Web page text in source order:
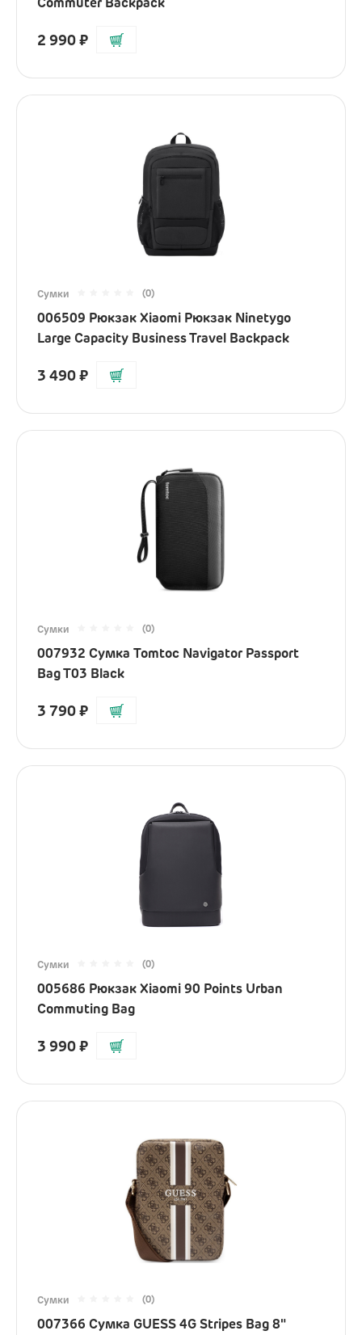
2 990₽
Сумки (0)
006509 Рюкзак Xiaomi Рюкзак Ninetygo
Large Capacity Business Travel Backpack
3 490₽
Сумки (0)
007932 Сумка Tomtoc Navigator Passport
Bag T03 Black
3 790₽
Сумки (0)
005686 Рюкзак Xiaomi 90 Points Urban
Commuting Bag
3 990₽
Сумки (0)
007366 Сумка GUESS 4G Stripes Bag 8"